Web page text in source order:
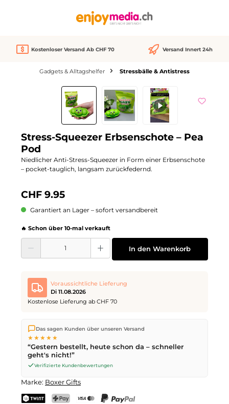
Kostenloser Versand Ab CHF 70 Versand Innert 24h
Gadgets & Alltagshelfer Stressbälle & Antistress
Bildergalerie überspringen
Stress-Squeezer Erbsenschote – Pea
Pod
Niedlicher Anti-Stress-Squeezer in Form einer Erbsenschote
– pocket-tauglich, langsam zurückfedernd.
CHF 9.95
Garantiert an Lager – sofort versandbereit
🔥 Schon über 10-mal verkauft
Produkt Anzahl: Gib den gewünschten Wert ein oder benutze die
In den Warenkorb
Voraussichtliche Lieferung
Di 11.08.2026
Kostenlose Lieferung ab CHF 70
Wir versenden direkt aus unserem Lager in Kriens. Ab
ist die Lieferung kostenlos. Bestellungen bis
werden noch am selben Tag versendet – Zustellung am
nächsten Werktagmit der Schweizerischen Post.
Das sagen Kunden über unseren Versand
★★★★★
“Gestern bestellt, heute schon da – schneller
geht's nicht!”
Verifizierte Kundenbewertungen
Marke: Boxer Gifts